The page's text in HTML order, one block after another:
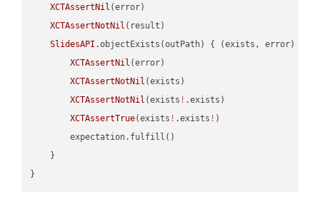
XCTAssertNil (error)
XCTAssertNotNil (result)
SlidesAPI .objectExists(outPath) { (exists, error) ->
XCTAssertNil (error)
XCTAssertNotNil (exists)
XCTAssertNotNil (exists ! .exists)
XCTAssertTrue(exists ! .exists ! )
        expectation.fulfill()
    }